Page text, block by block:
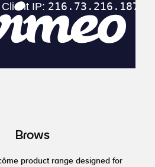
Brows
product range designed for